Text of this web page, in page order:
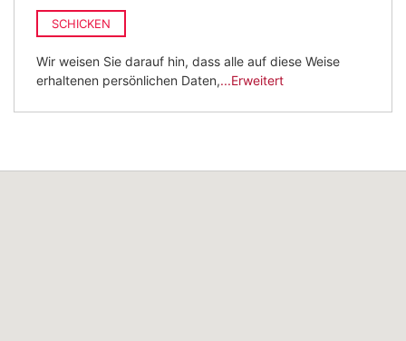
SCHICKEN
Wir weisen Sie darauf hin, dass alle auf diese Weise
erhaltenen persönlichen Daten,...Erweitert